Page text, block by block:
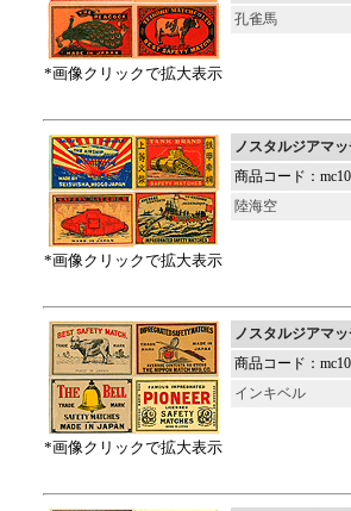
*画像クリックで拡大表示
孔雀馬
*画像クリックで拡大表示
ノスタルジア
商品コード：
陸海空
*画像クリックで拡大表示
ノスタルジア
商品コード：
インキベル